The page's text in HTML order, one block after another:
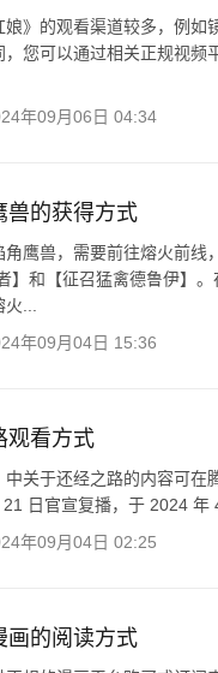
娘》的观看渠道较多，例
，您可以通过相关正规视频
年09月06日 04:34
兽的获得方式
角鹰兽，需要前往熔火前线
】和【征召猛禽德鲁伊】
...
年09月04日 15:36
观看方式
中关于还经之路的内容可
日官宣复播，于 2024 年
年09月04日 02:25
画的阅读方式